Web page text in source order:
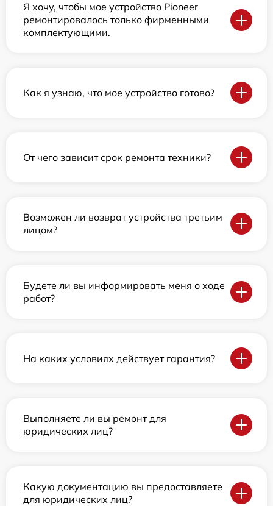
Я хочу, чтобы мое устройство Pioneer
ремонтировалось только фирменными
комплектующими.
Как я узнаю, что мое устройство готово?
От чего зависит срок ремонта техники?
Возможен ли возврат устройства третьим
лицом?
Будете ли вы информировать меня о ходе
работ?
На каких условиях действует гарантия?
Выполняете ли вы ремонт для
юридических лиц?
Какую документацию вы предоставляете
для юридических лиц?